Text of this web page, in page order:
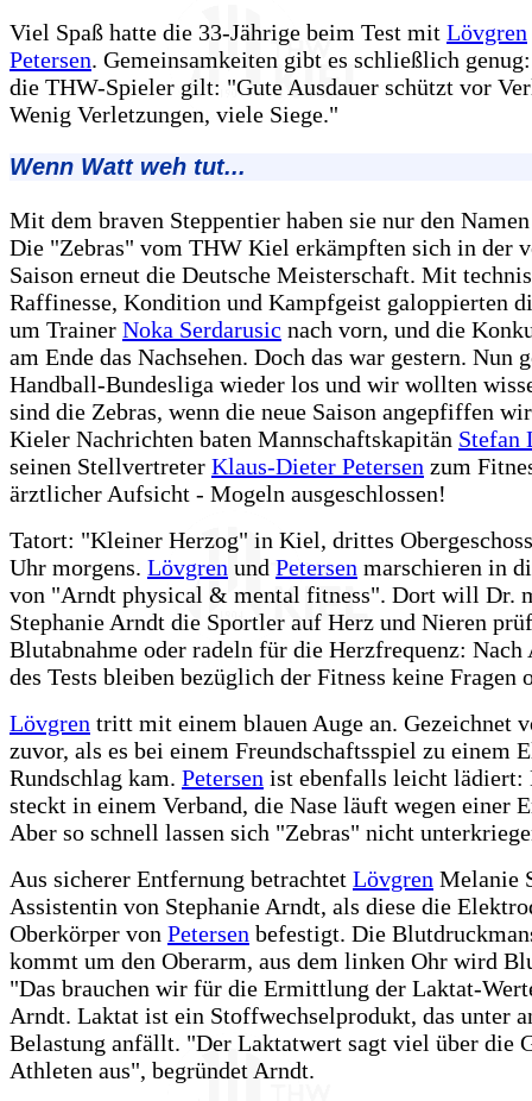
Viel Spaß hatte die 33-Jährige beim Test mit Lövgren
Petersen. Gemeinsamkeiten gibt es schließlich
die THW-Spieler gilt: "Gute Ausdauer schützt vor
Wenig Verletzungen, viele Siege."
Wenn Watt weh tut...
Mit dem braven Steppentier haben sie nur den
Die "Zebras" vom THW Kiel erkämpften sich in der
Saison erneut die Deutsche Meisterschaft. Mit
Raffinesse, Kondition und Kampfgeist galoppierten
um Trainer Noka Serdarusic nach vorn, und die
am Ende das Nachsehen. Doch das war gestern. Nun
Handball-Bundesliga wieder los und wir wollten
sind die Zebras, wenn die neue Saison angepfiffen
Kieler Nachrichten baten Mannschaftskapitän Stefan
seinen Stellvertreter Klaus-Dieter Petersen zum
ärztlicher Aufsicht - Mogeln ausgeschlossen!
Tatort: "Kleiner Herzog" in Kiel, drittes
Uhr morgens. Lövgren und Petersen marschieren in
von "Arndt physical & mental fitness". Dort will Dr.
Stephanie Arndt die Sportler auf Herz und Nieren
Blutabnahme oder radeln für die Herzfrequenz: Nach
des Tests bleiben bezüglich der Fitness keine Fragen
Lövgren tritt mit einem blauen Auge an. Gezeichnet
zuvor, als es bei einem Freundschaftsspiel zu einem
Rundschlag kam. Petersen ist ebenfalls leicht lädiert:
steckt in einem Verband, die Nase läuft wegen einer
Aber so schnell lassen sich "Zebras" nicht
Aus sicherer Entfernung betrachtet Lövgren Melanie
Assistentin von Stephanie Arndt, als diese die
Oberkörper von Petersen befestigt. Die
kommt um den Oberarm, aus dem linken Ohr wird
"Das brauchen wir für die Ermittlung der Laktat-
Arndt. Laktat ist ein Stoffwechselprodukt, das unter
Belastung anfällt. "Der Laktatwert sagt viel über die
Athleten aus", begründet Arndt.